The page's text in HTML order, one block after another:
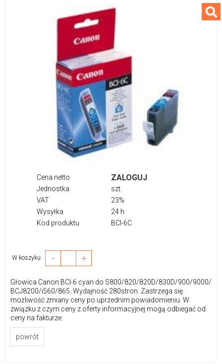
Cena netto ZALOGUJ
Jednostka
szt.
VAT
23%
Wysyłka
24 h
Kod produktu
BCI-6C
W koszyku - +
Głowica Canon BCI-6 cyan do S800/820/820D/830D/900/9000/
BCJ8200/i560/865. Wydajność 280stron. Zastrzega się
możliwość zmiany ceny po uprzednim powiadomieniu. W
związku z czym ceny z oferty informacyjnej mogą odbiegać od
ceny na fakturze.
powrót